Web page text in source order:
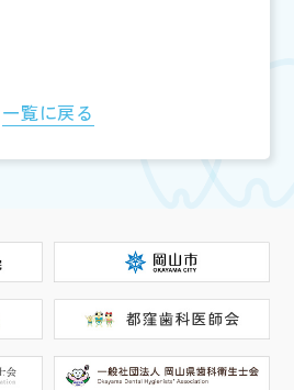
一覧に戻る